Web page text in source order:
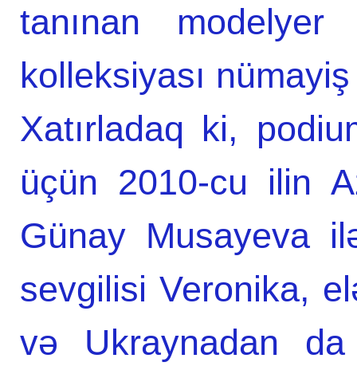
tanınan
kolleksiyası
Xatırladaq ki,
üçün 2010-cu ilin
Günay Musayeva
sevgilisi Veronika,
və Ukraynadan da